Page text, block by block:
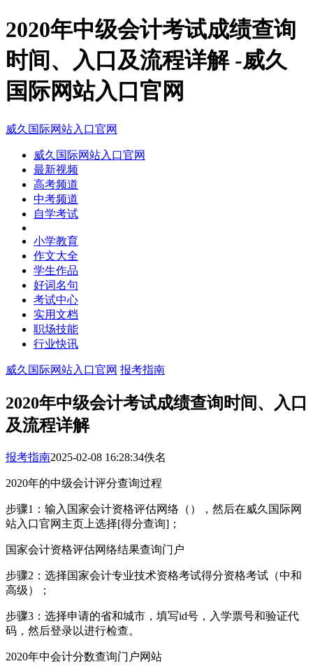
2020年中级会计考试成绩查询
时间、入口及流程详解 -威久
国际网站入口官网
威久国际网站入口官网
威久国际网站入口官网
最新视频
高考频道
中考频道
自学考试
小学教育
作文大全
学生作品
好词名句
考试中心
实用文档
职场技能
行业快讯
威久国际网站入口官网 报考指南
2020年中级会计考试成绩查询时间、入口
及流程详解
报考指南2025-02-08 16:28:34佚名
2020年的中级会计评分查询过程
步骤1：输入国家会计资格评估网络（），然后在威久国际网
站入口官网主页上选择[得分查询]；
国家会计资格评估网络结果查询门户
步骤2：选择国家会计专业技术资格考试得分资格考试（中和
高级）；
步骤3：选择申请的省和城市，填写id号，入学票号和验证代
码，然后登录以进行检查。
2020年中会计分数查询门户网站